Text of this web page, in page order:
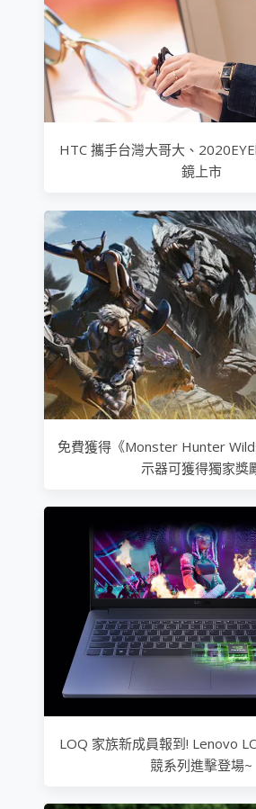
HTC 攜手台灣大哥大、
鏡上市
免費獲得《Monster Hunter
示器可獲得獨家獎
LOQ 家族新成員報到! Lenovo
競系列進擊登場~